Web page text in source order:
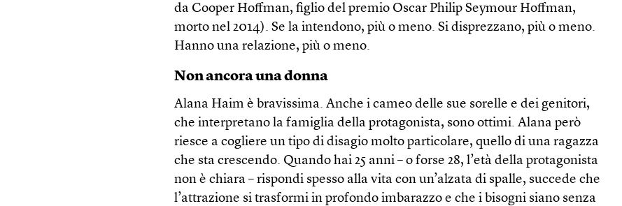
da Cooper Hoffman, figlio del premio Oscar Philip Seymour Hoffman,
morto nel 2014). Se la intendono, più o meno. Si disprezzano, più o meno.
Hanno una relazione, più o meno.
Non ancora una donna
Alana Haim è bravissima. Anche i cameo delle sue sorelle e dei genitori,
che interpretano la famiglia della protagonista, sono ottimi. Alana però
riesce a cogliere un tipo di disagio molto particolare, quello di una ragazza
che sta crescendo. Quando hai 25 anni – o forse 28, l’età della protagonista
non è chiara – rispondi spesso alla vita con un’alzata di spalle, succede che
l’attrazione si trasformi in profondo imbarazzo e che i bisogni siano senza